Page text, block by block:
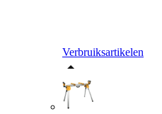
Verbruiksartikelen